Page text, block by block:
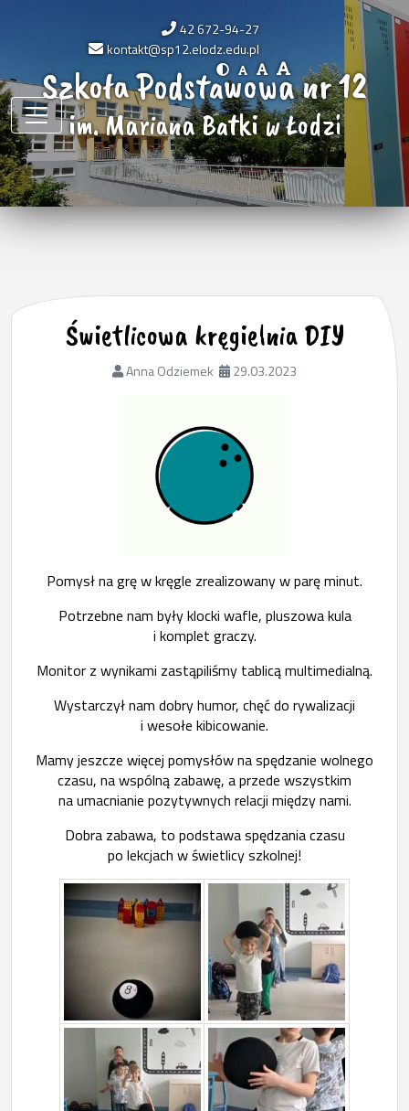
42 672-94-27
kontakt@sp12.elodz.edu.pl
Szkoła Podstawowa nr 12
im. Mariana Batki w Łodzi
Świetlicowa kręgielnia DIY
Anna Odziemek 29.03.2023
Pomysł na grę w kręgle zrealizowany w parę minut.
Potrzebne nam były klocki wafle, pluszowa kula
i komplet graczy.
Monitor z wynikami zastąpiliśmy tablicą multimedialną.
Wystarczył nam dobry humor, chęć do rywalizacji
i wesołe kibicowanie.
Mamy jeszcze więcej pomysłów na spędzanie wolnego
czasu, na wspólną zabawę, a przede wszystkim
na umacnianie pozytywnych relacji między nami.
Dobra zabawa, to podstawa spędzania czasu
po lekcjach w świetlicy szkolnej!